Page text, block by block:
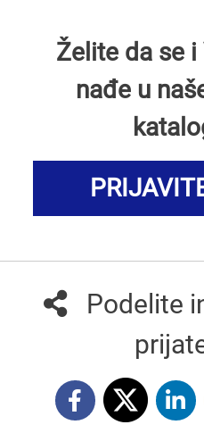
Želite da se
nađe u
Podelite